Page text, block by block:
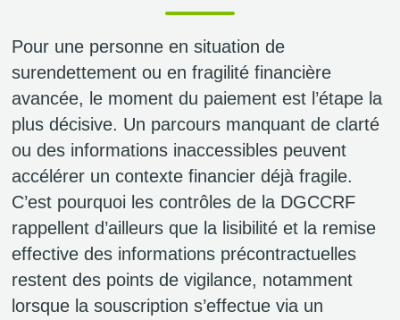
Pour une personne en situation de
surendettement ou en fragilité financière
avancée, le moment du paiement est l’étape la
plus décisive. Un parcours manquant de clarté
ou des informations inaccessibles peuvent
accélérer un contexte financier déjà fragile.
C’est pourquoi les contrôles de la DGCCRF
rappellent d’ailleurs que la lisibilité et la remise
effective des informations précontractuelles
restent des points de vigilance, notamment
lorsque la souscription s’effectue via un